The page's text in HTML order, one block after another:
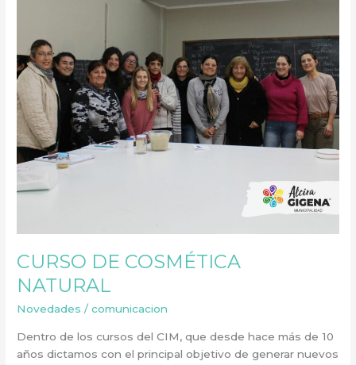
CURSO DE COSMÉTICA
NATURAL
Novedades /comunicacion
Dentro de los cursos del CIM, que desde hace más de 10
años dictamos con el principal objetivo de generar nuevos